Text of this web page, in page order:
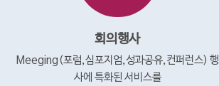
회의행사
Meeging(포럼,심포지엄,성과공유,컨퍼런스) 행
사에 특화된 서비스를